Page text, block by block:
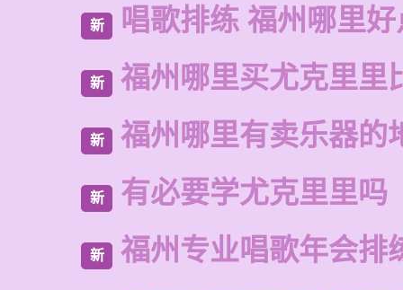
新 唱歌排练 福州哪里
新 福州哪里买尤克里里
新 福州哪里有卖乐器的
新 有必要学尤克里里吗
新 福州专业唱歌年会排